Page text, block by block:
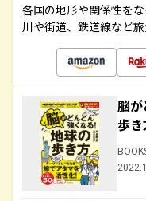
各国の地形や関係性を
川や街道、鉄道線など
脳
歩